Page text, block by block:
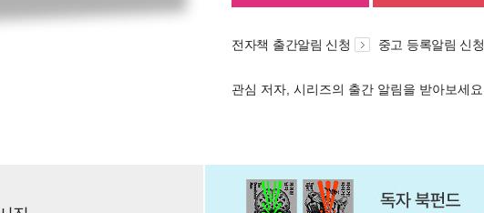
전자책 출간알림 신청 중고 등록알림 신청
관심 저자, 시리즈의 출간 알림을 받아보세요